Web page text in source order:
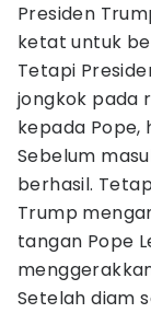
Presiden
ketat untuk
Tetapi
jongkok pada
kepada Pope,
Sebelum
berhasil.
Trump
tangan Pope
Setelah diam